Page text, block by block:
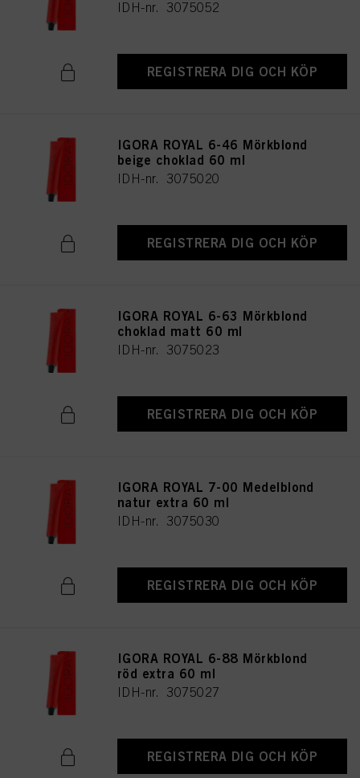
IDH-nr. 3075052
REGISTRERA DIG OCH KÖP
IGORA ROYAL 6-46 Mörkblond
beige choklad 60 ml
IDH-nr. 3075020
REGISTRERA DIG OCH KÖP
IGORA ROYAL 6-63 Mörkblond
choklad matt 60 ml
IDH-nr. 3075023
REGISTRERA DIG OCH KÖP
IGORA ROYAL 7-00 Medelblond
natur extra 60 ml
IDH-nr. 3075030
REGISTRERA DIG OCH KÖP
IGORA ROYAL 6-88 Mörkblond
röd extra 60 ml
IDH-nr. 3075027
REGISTRERA DIG OCH KÖP